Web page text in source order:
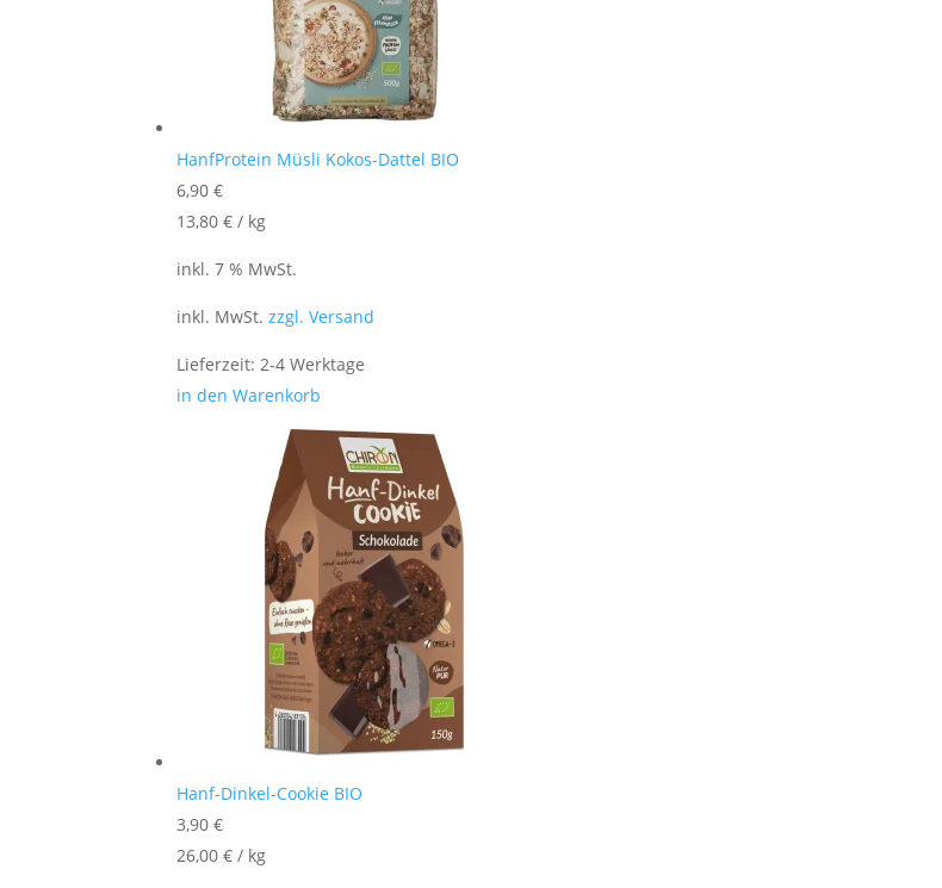
HanfProtein Müsli Kokos-Dattel BIO
6,90€
13,80€ / kg
inkl. 7 % MwSt.
inkl. MwSt.zzgl. Versand
Lieferzeit:2-4 Werktage
in den Warenkorb
Hanf-Dinkel-Cookie BIO
3,90€
26,00€ / kg